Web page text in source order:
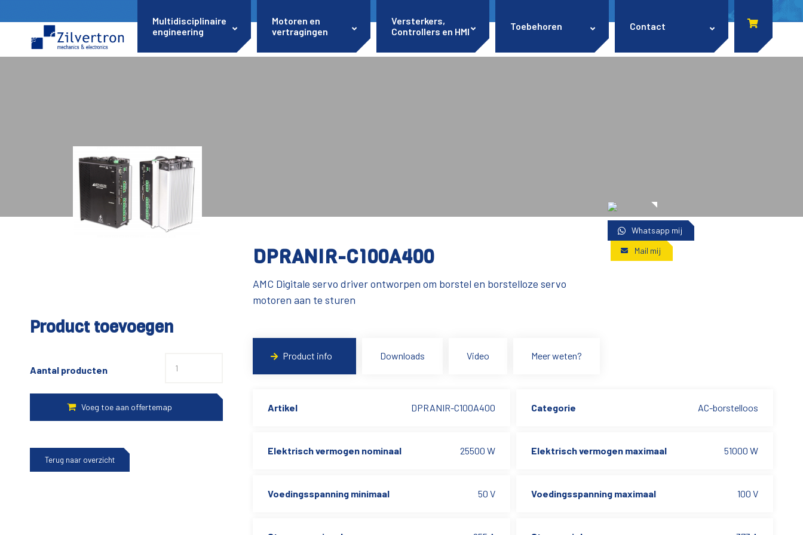
Multidisciplinaire
engineering
Motoren en
vertragingen
Versterkers,
Controllers en HMI
Toebehoren Contact
Whatsapp mij
Mail mij
Product toevoegen
Aantal producten
Terug naar overzicht
DPRANIR-C100A400
AMC Digitale servo driver ontworpen om borstel en borstelloze servo
motoren aan te sturen
Product info Downloads Video Meer weten?
Artikel DPRANIR-C100A400 Categorie AC-borstelloos
Elektrisch vermogen nominaal 25500 W Elektrisch vermogen maximaal 51000 W
Voedingsspanning minimaal 50 V Voedingsspanning maximaal 100 V